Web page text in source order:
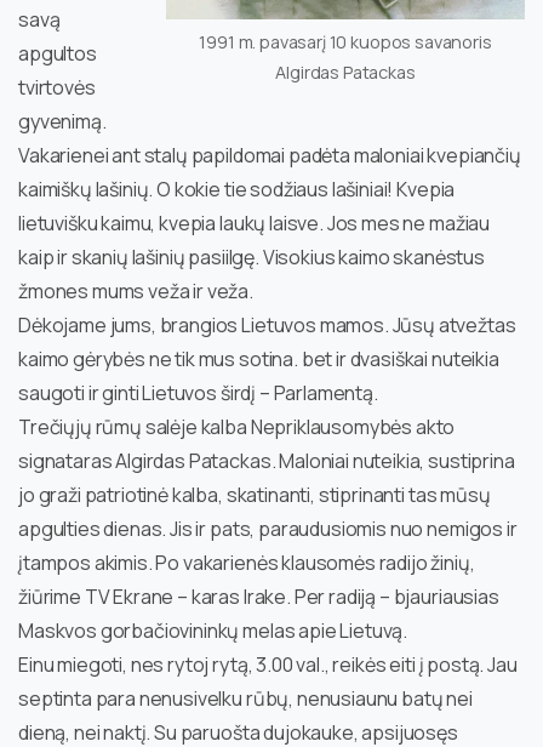
1991 m. pavasarį 10 kuopos savanoris
Algirdas Patackas
savą
apgultos
tvirtovės
gyvenimą.
Vakarienei ant stalų papildomai padėta maloniai kvepiančių
kaimiškų lašinių. O kokie tie sodžiaus lašiniai! Kvepia
lietuvišku kaimu, kvepia laukų laisve. Jos mes ne mažiau
kaip ir skanių lašinių pasiilgę. Visokius kaimo skanėstus
žmones mums veža ir veža.
Dėkojame jums, brangios Lietuvos mamos. Jūsų atvežtas
kaimo gėrybės ne tik mus sotina. bet ir dvasiškai nuteikia
saugoti ir ginti Lietuvos širdį – Parlamentą.
Trečiųjų rūmų salėje kalba Nepriklausomybės akto
signataras Algirdas Patackas. Maloniai nuteikia, sustiprina
jo graži patriotinė kalba, skatinanti, stiprinanti tas mūsų
apgulties dienas. Jis ir pats, paraudusiomis nuo nemigos ir
įtampos akimis. Po vakarienės klausomės radijo žinių,
žiūrime TV Ekrane – karas Irake. Per radiją – bjauriausias
Maskvos gorbačiovininkų melas apie Lietuvą.
Einu miegoti, nes rytoj rytą, 3.00 val., reikės eiti į postą. Jau
septinta para nenusivelku rūbų, nenusiaunu batų nei
dieną, nei naktį. Su paruošta dujokauke, apsijuosęs